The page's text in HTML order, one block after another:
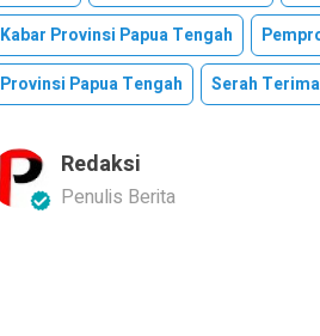
Kabar Provinsi Papua Tengah
Provinsi Papua Tengah
Serah
Redaksi
Penulis Berita